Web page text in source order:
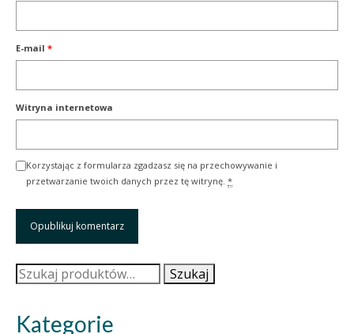
E-mail *
Witryna internetowa
Korzystając z formularza zgadzasz się na przechowywanie i
przetwarzanie twoich danych przez tę witrynę. *
Szukaj: Szukaj
Kategorie